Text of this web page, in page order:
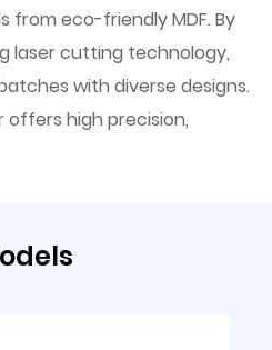
from eco-friendly MDF. By
laser cutting technology,
with diverse designs.
offers high precision,